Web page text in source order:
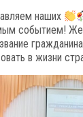
наших
событием!
в жизни